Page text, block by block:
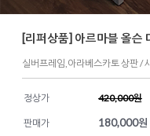
[리퍼상품] 아르마블 올슨
실버프레임,아라베스카토 상판
정상가 420,000원
판매가 180,000원